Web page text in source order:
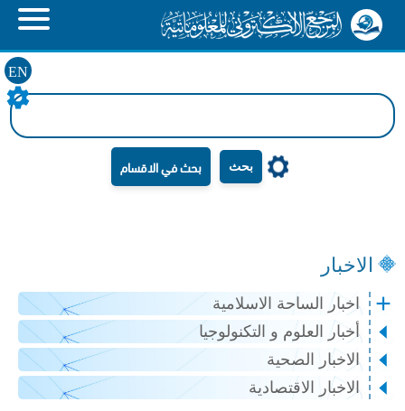
EN
بحث
الاخبار
اخبار الساحة الاسلامية
أخبار العلوم و التكنولوجيا
الاخبار الصحية
الاخبار الاقتصادية